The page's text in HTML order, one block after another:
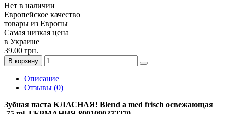
Нет в наличии
Европейское качество
товары из Европы
Самая низкая цена
в Украине
39.00 грн.
В корзину
Описание
Отзывы (0)
Зубная паста КЛАСНАЯ! Blend a med frisch освежающая